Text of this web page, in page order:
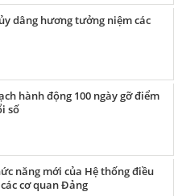
dâng hương tưởng niệm các
hành động 100 ngày gỡ điểm
số
năng mới của Hệ thống điều
cơ quan Đảng